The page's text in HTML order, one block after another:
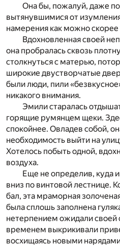
Она бы, пожалуй, даже
вытянувшимися от
намерения как можно скорее
Вдохновленная своей
она пробралась сквозь
столкнуться с матерью,
широкие двустворчатые
были люди, пили
никакого внимания.
Эмили старалась
горящие румянцем щеки.
спокойнее. Овладев собой,
необходимость выйти на
Хотелось побыть одной,
воздуха.
Еще не определив, куда
вниз по винтовой лестнице.
бал, эта мраморная
была сплошь заполнена
нетерпением ожидали своей
временем выкрикивали
восхищаясь новыми